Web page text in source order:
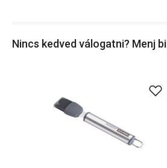
Nincs kedved válogatni? Menj